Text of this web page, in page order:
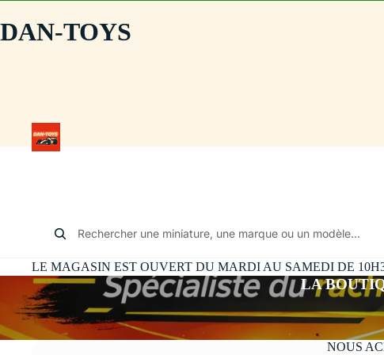
DAN-TOYS
Rechercher une miniature, une marque ou un modèle...
LE MAGASIN EST OUVERT DU MARDI AU SAMEDI DE
LA
NOUS